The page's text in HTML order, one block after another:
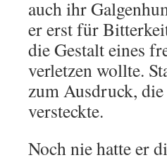
auch ihr
er erst für
die Gestalt eines
verletzen wollte.
zum Ausdruck,
versteckte.
Noch nie hatte er